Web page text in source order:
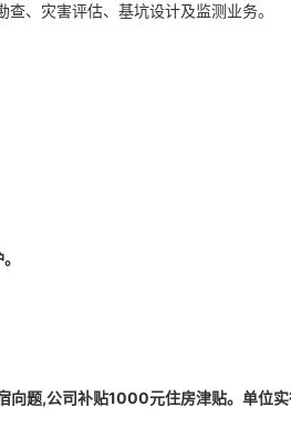
、灾害评估、基坑设计及监测业务。
向题,公司补贴1000元住房津贴。单